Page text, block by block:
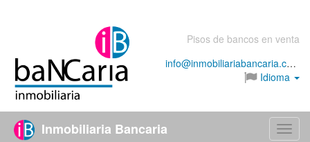
Pisos de bancos en venta
info@inmobiliariabancaria.com
Idioma
Menú
Inmobiliaria Bancaria